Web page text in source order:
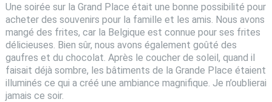
Une soirée sur la Grand Place était une bonne possibilité pour
acheter des souvenirs pour la famille et les amis. Nous avons
mangé des frites, car la Belgique est connue pour ses frites
délicieuses. Bien sûr, nous avons également goûté des
gaufres et du chocolat. Après le coucher de soleil, quand il
faisait déjà sombre, les bâtiments de la Grande Place étaient
illuminés ce qui a créé une ambiance magnifique. Je n’oublierai
jamais ce soir.